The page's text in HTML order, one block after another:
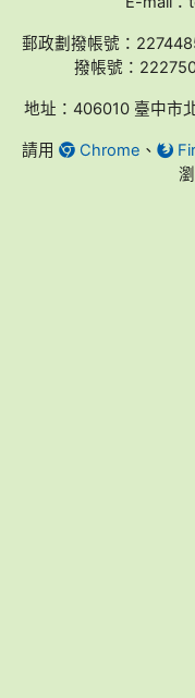
郵政劃撥帳號：
撥帳號：
地址：406010 臺中市
請用 Chrome 、